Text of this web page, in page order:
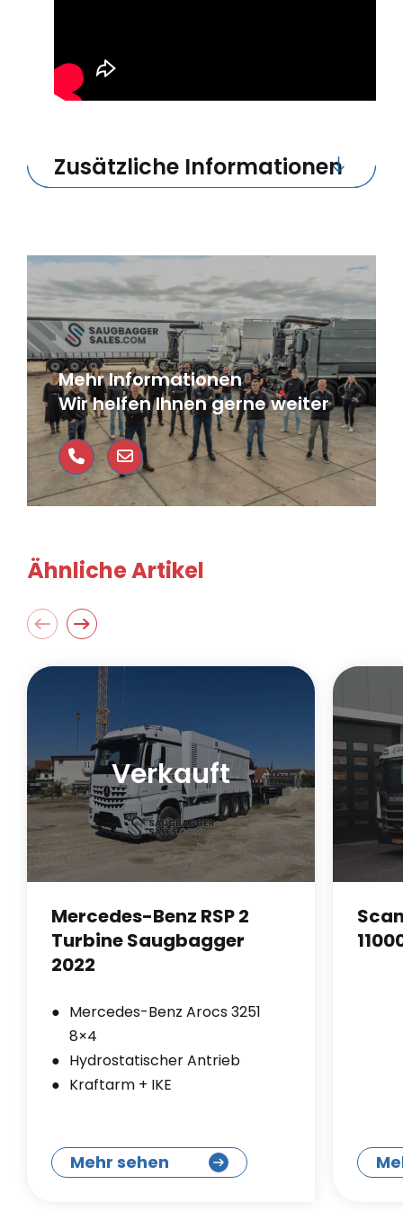
Mehr Informationen
Wir helfen Ihnen gerne weiter
Zusätzliche Informationen
Ähnliche Artikel
Verkauft
Mercedes-Benz RSP 2
Turbine Saugbagger
2022
Mercedes-Benz Arocs 3251
8×4
Hydrostatischer Antrieb
Kraftarm + IKE
Mehr sehen